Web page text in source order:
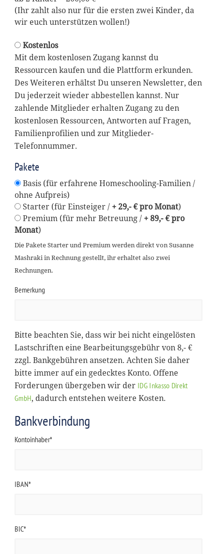
(Ihr zahlt also nur für die ersten zwei Kinder, da
wir euch unterstützen wollen!)
Kostenlos
Mit dem kostenlosen Zugang kannst du
Ressourcen kaufen und die Plattform erkunden.
Des Weiteren erhältst Du unseren Newsletter, den
Du jederzeit wieder abbestellen kannst. Nur
zahlende Mitglieder erhalten Zugang zu den
kostenlosen Ressourcen, Antworten auf Fragen,
Familienprofilien und zur Mitglieder-
Telefonnummer.
Pakete
Basis (für erfahrene Homeschooling-Familien /
ohne Aufpreis)
Starter (für Einsteiger / + 29,- € pro Monat)
Premium (für mehr Betreuung / + 89,- € pro
Monat)
Die Pakete Starter und Premium werden direkt von Susanne
Mashraki in Rechnung gestellt, ihr erhaltet also zwei
Rechnungen.
Bemerkung
Bitte beachten Sie, dass wir bei nicht eingelösten
Lastschriften eine Bearbeitungsgebühr von 8,- €
zzgl. Bankgebühren ansetzen. Achten Sie daher
bitte immer auf ein gedecktes Konto. Offene
Forderungen übergeben wir der IDG Inkasso Direkt
GmbH, dadurch entstehen weitere Kosten.
Bankverbindung
Kontoinhaber*
IBAN*
BIC*